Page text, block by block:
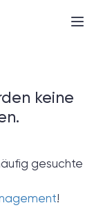
keine
gesuchte
!
Sie